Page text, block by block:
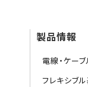
製品情報
電線・ケーブ
フレキシブル